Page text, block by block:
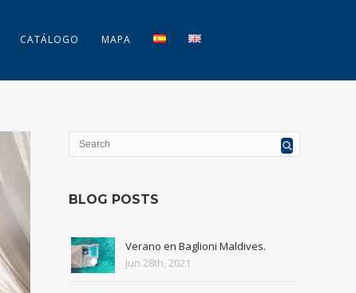
CATÁLOGO MAPA
BLOG POSTS
Verano en Baglioni Maldives.
Jun 28th, 2021